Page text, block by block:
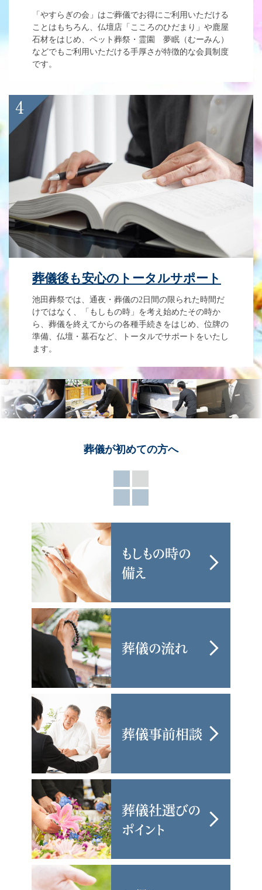
「やすらぎの会」はご葬儀でお得にご利用いただける
ことはもちろん、仏壇店「こころのひだまり」や鹿屋
石材をはじめ、ペット葬祭・霊園 夢眠（むーみん）
などでもご利用いただける手厚さが特徴的な会員制度
です。
葬儀後も安心のトータルサポート
池田葬祭では、通夜・葬儀の2日間の限られた時間だ
けではなく、「もしもの時」を考え始めたその時か
ら、葬儀を終えてからの各種手続きをはじめ、位牌の
準備、仏壇・墓石など、トータルでサポートをいたし
ます。
葬儀が初めての方へ